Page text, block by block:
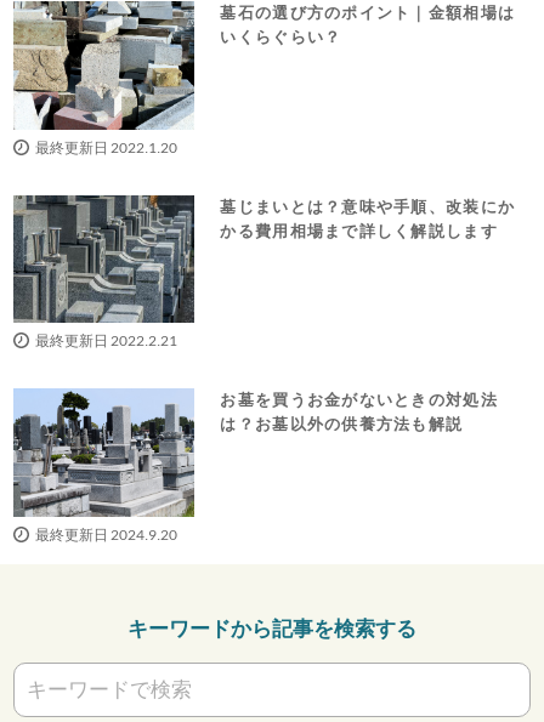
墓石の選び方のポイント｜金額相場は
いくらぐらい？
最終更新日 2022.1.20
墓じまいとは？意味や手順、改装にか
かる費用相場まで詳しく解説します
最終更新日 2022.2.21
お墓を買うお金がないときの対処法
は？お墓以外の供養方法も解説
最終更新日 2024.9.20
キーワードから記事を検索する